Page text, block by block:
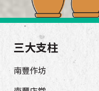
三大支柱
南豐作坊